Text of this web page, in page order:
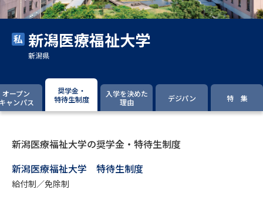
大学・短大の資料種類から請求
大学パンフ 学部・学科パンフ
集要項＆願書
過去問題集
専門学校の資料請求 大学院の資料請求
新潟医療福祉大学
新潟県
オープン
ャンパス
奨学金・
特待生制度
入学を決めた
理由
デジパン 特 集
新潟医療福祉大学の奨学金・特待生制度
新潟医療福祉大学 特待生制度
給付制／免除制